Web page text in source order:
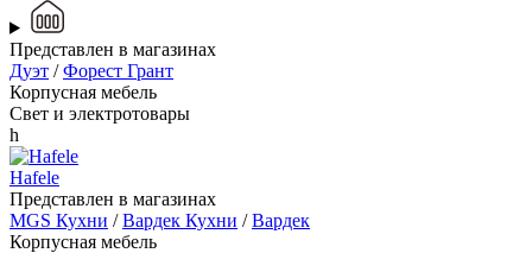
Представлен в магазинах
Дуэт /Форест Грант
Корпусная мебель
Свет и электротовары
h
Hafele
Представлен в магазинах
MGS Кухни /Вардек Кухни /Вардек
Корпусная мебель